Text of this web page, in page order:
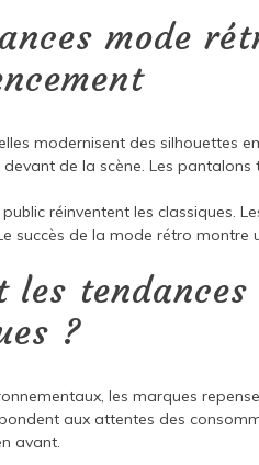
mode
modernisent des silhouettes
de la scène. Les
réinventent les classiques.
succès de la mode rétro
les
?
les marques
aux attentes des
avant.